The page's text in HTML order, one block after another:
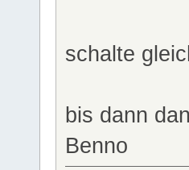
schalte
bis dann
Benno